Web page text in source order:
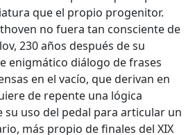
que el propio progenitor.
no fuera tan consciente de
230 años después de su
enigmático diálogo de frases
en el vacío, que derivan en
de repente una lógica
su uso del pedal para articular un
más propio de finales del XIX